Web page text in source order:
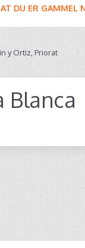
DU ER GAMMEL
y Ortiz, Priorat
Blanca